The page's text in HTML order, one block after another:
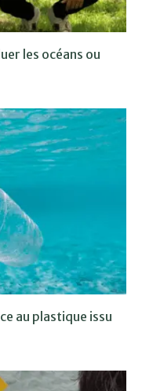
les océans ou
au plastique issu